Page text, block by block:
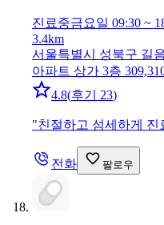
진료중금요일 09:30 ~
3.4km
서울특별시 성북구 길
아파트 상가 3층
4.8(후기 23)
"친절하고 섬세하게 진
전화 팔로우